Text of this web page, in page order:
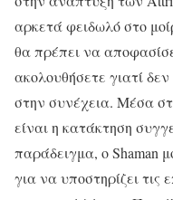
αρκετά φειδωλό στο
θα πρέπει να
ακολουθήσετε γιατί
στην συνέχεια. Μέσα
είναι η κατάκτηση
παράδειγμα, ο Shaman
για να υποστηρίζει τις